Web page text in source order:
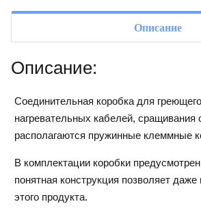
Описание
Описание:
Соединительная коробка для
нагревательных кабелей, сращивания
располагаются пружинные клеммные
В комплектации коробки
понятная конструкция позволяет
этого продукта.